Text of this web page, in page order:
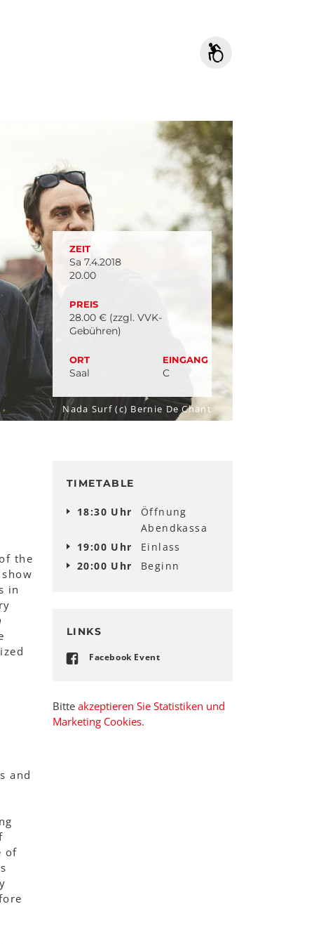
ZEIT
Sa 7.4.2018
20.00
PREIS
28.00 € (zzgl. VVK-
Gebühren)
ORT
Saal
EINGANG
C
Nada Surf (c) Bernie De Chant
the
in
and
of
TIMETABLE
18:30 Uhr
Öffnung
Abendkassa
19:00 Uhr
Einlass
20:00 Uhr
Beginn
LINKS
Facebook Event
Bitte akzeptieren Sie Statistiken und
Marketing Cookies.